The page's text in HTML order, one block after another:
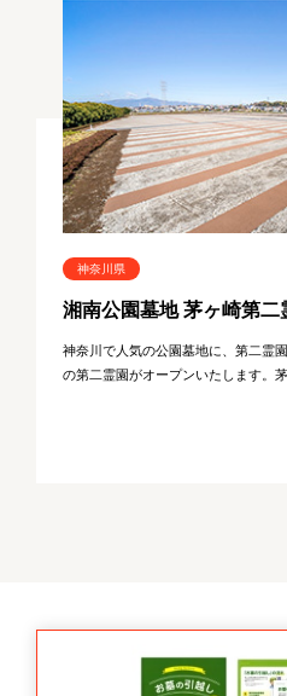
神奈川県
湘南公園墓地 茅ヶ崎第二
神奈川で人気の公園墓地に、第二霊
の第二霊園がオープンいたします。